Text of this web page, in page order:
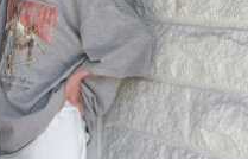
익스클루시브
아우터
티셔츠